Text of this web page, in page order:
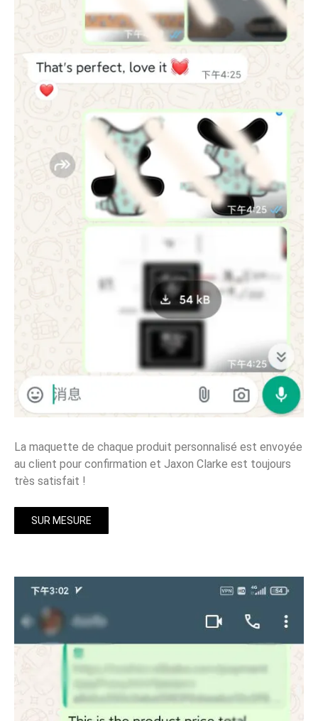
La maquette de chaque produit personnalisé est envoyée
au client pour confirmation et Jaxon Clarke est toujours
très satisfait !
SUR MESURE